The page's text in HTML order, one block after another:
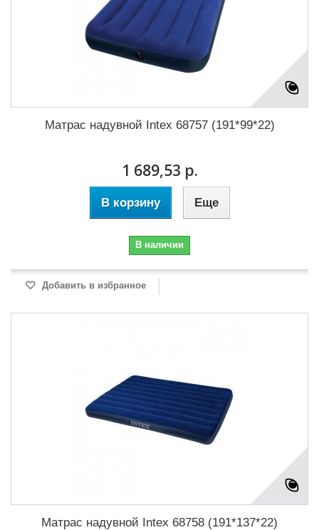
Матрас надувной Intex 68757 (191*99*22)
1 689,53 р.
В корзину Еще
В наличии
Добавить в избранное
Матрас надувной Intex 68758 (191*137*22)